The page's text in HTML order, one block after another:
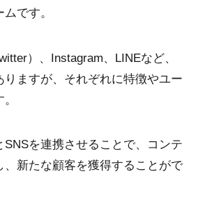
です。
）、Instagram、LINEなど、
りますが、それぞれに特徴やユー
SNSを連携させることで、コンテ
、新たな顧客を獲得することがで